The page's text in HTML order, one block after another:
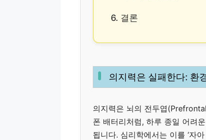
6. 결론
의지력은 실패한다: 환
의지력은 뇌의 전두엽
폰 배터리처럼, 하루 종일 어려
됩니다. 심리학에서는 이를 ‘자